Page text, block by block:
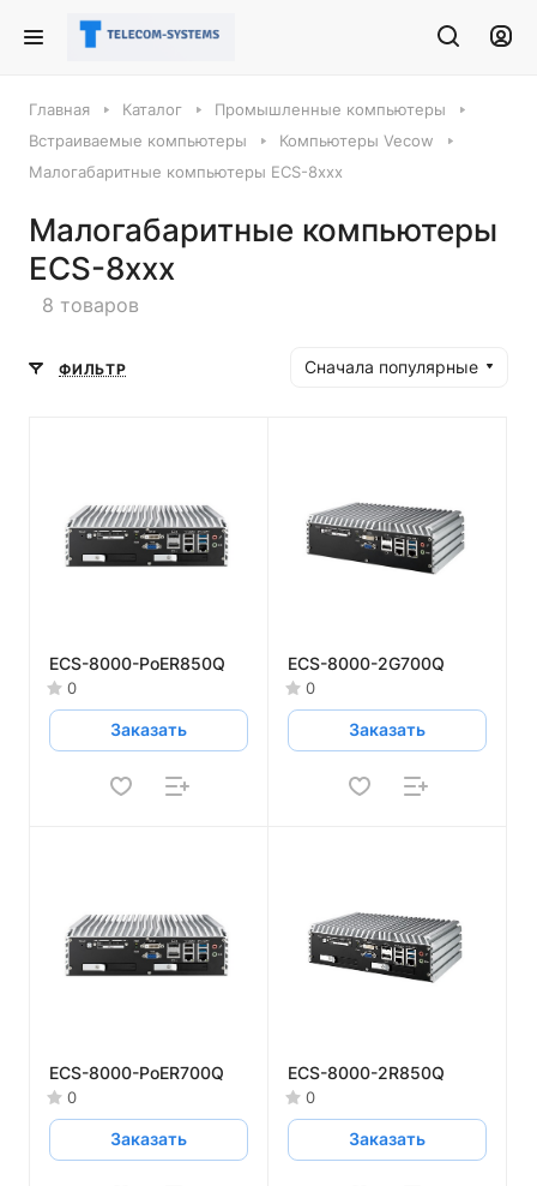
Главная Каталог
Промышленные компьютеры
Встраиваемые компьютеры
Компьютеры Vecow
Малогабаритные компьютеры ECS-8ххх
Малогабаритные компьютеры
ECS-8ххх
8 товаров
ФИЛЬТР Сначала популярные
ECS-8000-PoER850Q
0
Заказать
ECS-8000-2G700Q
0
Заказать
ECS-8000-PoER700Q
0
Заказать
ECS-8000-2R850Q
0
Заказать